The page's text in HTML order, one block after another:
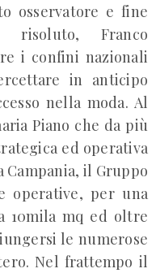
osservatore e fine
risoluto, Franco
i confini nazionali
in anticipo
nella moda. Al
Piano che da più
ed operativa
Campania, il Gruppo
operative, per una
10mila mq ed oltre
le numerose
Nel frattempo il